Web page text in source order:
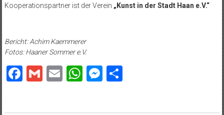
Kooperationspartner ist der Verein „Kunst in der Stadt Haan e.V.“
Bericht: Achim Kaemmerer
Fotos: Haaner Sommer e.V.
Facebook
Gmail
EmailWhatsApp
Messenger
Teilen